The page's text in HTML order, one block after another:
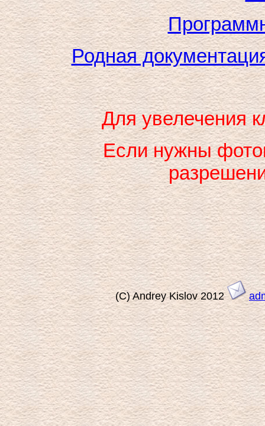
Родная
Для увелечения
Если нужны
(C) Andrey Kislov 2012